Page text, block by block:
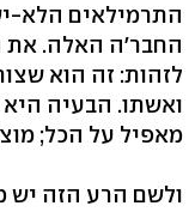
התרמילאים הלא-
החבר'ה האלה. את
לזהות: זה הוא
ואשתו. הבעיה
מאפיל על הכל;
ולשם הרע הזה יש